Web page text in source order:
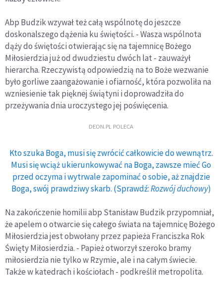
Abp Budzik wzywał też całą wspólnotę do jeszcze
doskonalszego dążenia ku świętości. - Wasza wspólnota
dąży do świętości otwierając się na tajemnicę Bożego
Miłosierdzia już od dwudziestu dwóch lat - zauważył
hierarcha. Rzeczywistą odpowiedzią na to Boże wezwanie
było gorliwe zaangażowanie i ofiarność, która pozwoliła na
wzniesienie tak pięknej świątyni i doprowadziła do
przeżywania dnia uroczystego jej poświęcenia.
DEON.PL POLECA
Kto szuka Boga, musi się zwrócić całkowicie do wewnątrz.
Musi się wciąż ukierunkowywać na Boga, zawsze mieć Go
przed oczyma i wytrwale zapominać o sobie, aż znajdzie
Boga, swój prawdziwy skarb. (Sprawdź:Rozwój duchowy)
Na zakończenie homilii abp Stanisław Budzik przypomniał,
że apelem o otwarcie się całego świata na tajemnicę Bożego
Miłosierdzia jest obwołany przez papieża Franciszka Rok
Święty Miłosierdzia. - Papież otworzył szeroko bramy
miłosierdzia nie tylko w Rzymie, ale i na całym świecie.
Także w katedrach i kościołach - podkreślił metropolita.